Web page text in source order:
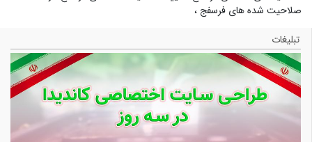
صلاحیت شده های فرسفج ،
تبلیغات